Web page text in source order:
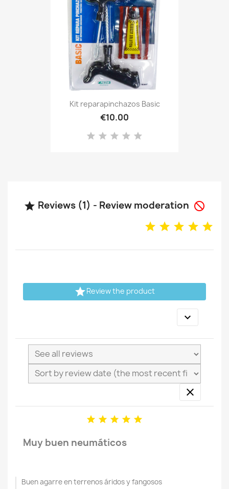
Kit reparapinchazos Basic
€10.00
 Reviews (1) - Review moderation 
Review the product


    
Muy buen neumáticos
Buen agarre en terrenos áridos y fangosos